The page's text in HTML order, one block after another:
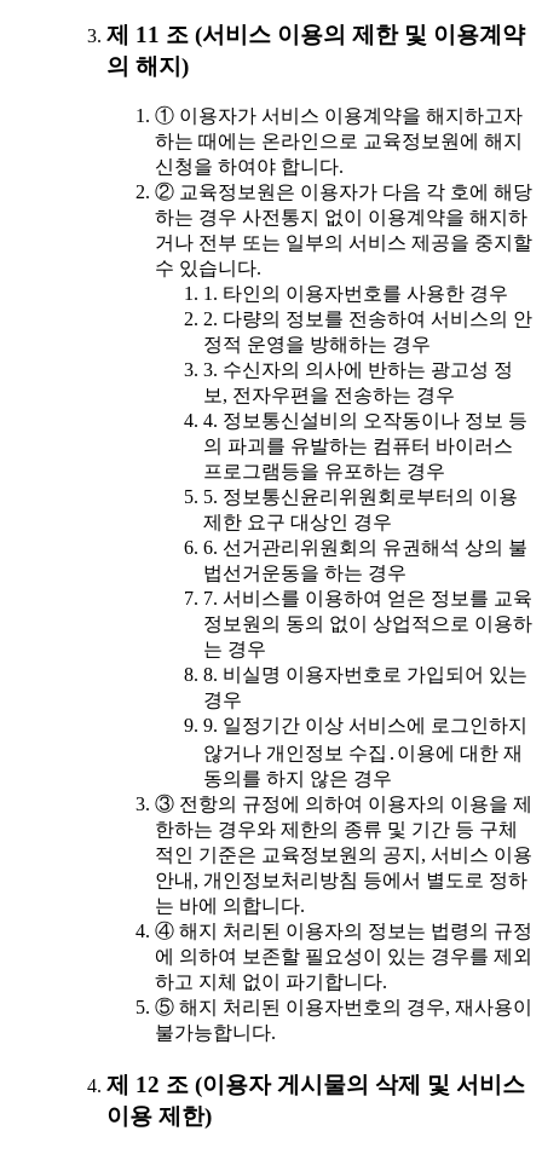
제 11 조 (서비스 이용의 제한 및 이용계약
의 해지)
① 이용자가 서비스 이용계약을 해지하고자
하는 때에는 온라인으로 교육정보원에 해지
신청을 하여야 합니다.
② 교육정보원은 이용자가 다음 각 호에 해당
하는 경우 사전통지 없이 이용계약을 해지하
거나 전부 또는 일부의 서비스 제공을 중지할
수 있습니다.
1. 타인의 이용자번호를 사용한 경우
2. 다량의 정보를 전송하여 서비스의 안
정적 운영을 방해하는 경우
3. 수신자의 의사에 반하는 광고성 정
보, 전자우편을 전송하는 경우
4. 정보통신설비의 오작동이나 정보 등
의 파괴를 유발하는 컴퓨터 바이러스
프로그램등을 유포하는 경우
5. 정보통신윤리위원회로부터의 이용
제한 요구 대상인 경우
6. 선거관리위원회의 유권해석 상의 불
법선거운동을 하는 경우
7. 서비스를 이용하여 얻은 정보를 교육
정보원의 동의 없이 상업적으로 이용하
는 경우
8. 비실명 이용자번호로 가입되어 있는
경우
9. 일정기간 이상 서비스에 로그인하지
않거나 개인정보 수집․이용에 대한 재
동의를 하지 않은 경우
③ 전항의 규정에 의하여 이용자의 이용을 제
한하는 경우와 제한의 종류 및 기간 등 구체
적인 기준은 교육정보원의 공지, 서비스 이용
안내, 개인정보처리방침 등에서 별도로 정하
는 바에 의합니다.
④ 해지 처리된 이용자의 정보는 법령의 규정
에 의하여 보존할 필요성이 있는 경우를 제외
하고 지체 없이 파기합니다.
⑤ 해지 처리된 이용자번호의 경우, 재사용이
불가능합니다.
제 12 조 (이용자 게시물의 삭제 및 서비스
이용 제한)